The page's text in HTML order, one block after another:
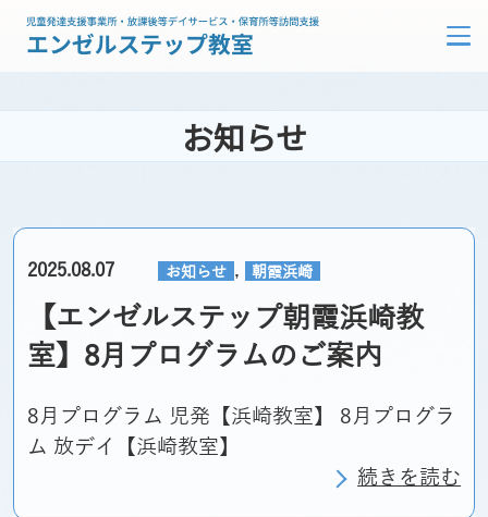
お知らせ
2025.08.07 お知らせ , 朝霞浜崎
【エンゼルステップ朝霞浜崎教
室】8月プログラムのご案内
8月プログラム 児発【浜崎教室】 8月プログラ
ム 放デイ【浜崎教室】
続きを読む